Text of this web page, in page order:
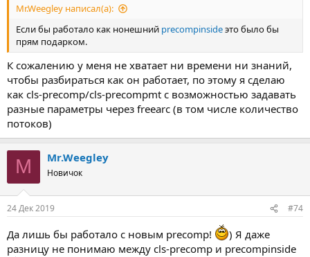
Mr.Weegley написал(а):
Если бы работало как нонешний precompinsideэто было бы
прям подарком.
К сожалению у меня не хватает ни времени ни знаний,
чтобы разбираться как он работает, по этому я сделаю
как cls-precomp/cls-precompmt с возможностью задавать
разные параметры через freearc (в том числе количество
потоков)
M Mr.Weegley
Новичок
24 Дек 2019 #74
Да лишь бы работало с новым precomp!
) Я даже
разницу не понимаю между cls-precomp и precompinside